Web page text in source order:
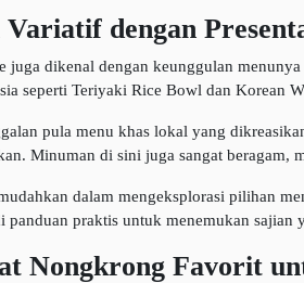
dengan
juga dikenal dengan keunggulan
seperti Teriyaki Rice Bowl dan Korean
pula menu khas lokal yang
Minuman di sini juga sangat
dalam mengeksplorasi pilihan
panduan praktis untuk menemukan sajian
Nongkrong Favorit